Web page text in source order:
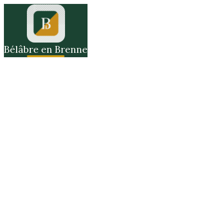
Bélâbre en Brenne